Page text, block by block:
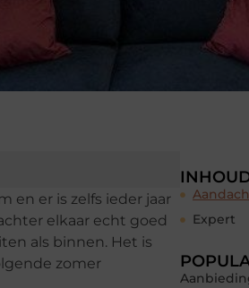
en er is zelfs ieder jaar
elkaar echt goed
als binnen. Het is
zomer
Expert